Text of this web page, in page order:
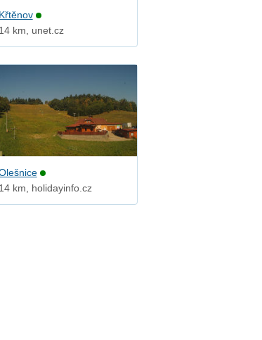
Křtěnov
14 km, unet.cz
14 km, holidayinfo.cz